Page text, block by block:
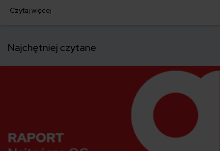
Zachodzie, tyle że kupują auta używane. Sprawdź z nami najczęściej
Czytaj więcej
Najchętniej czytane